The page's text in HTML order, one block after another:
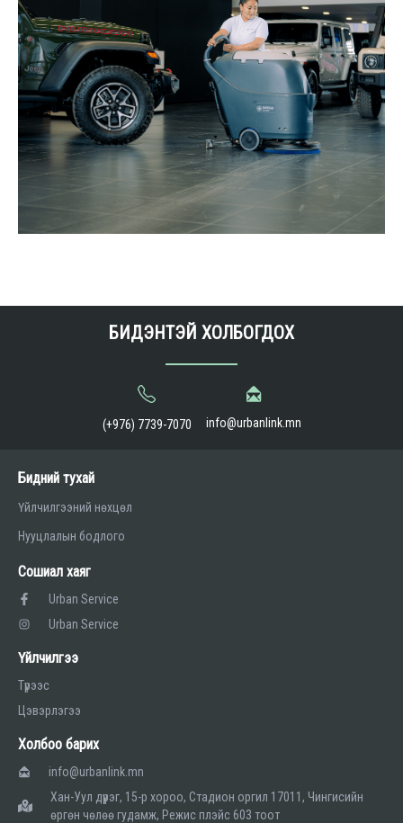
БИДЭНТЭЙ ХОЛБОГДОХ
(+976) 7739-7070 info@urbanlink.mn
Бидний тухай
Үйлчилгээний нөхцөл
Нууцлалын бодлого
Сошиал хаяг
Urban Service
Urban Service
Үйлчилгээ
Түрээс
Цэвэрлэгээ
Холбоо барих
info@urbanlink.mn
Хан-Уул дүүрэг, 15-р хороо, Стадион оргил 17011, Чингисийн
өргөн чөлөө гудамж, Режис плэйс 603 тоот